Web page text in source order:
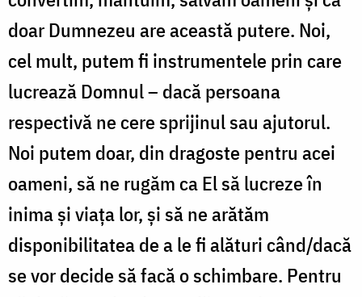
doar Dumnezeu are această putere. Noi,
cel mult, putem fi instrumentele prin care
lucrează Domnul – dacă persoana
respectivă ne cere sprijinul sau ajutorul.
Noi putem doar, din dragoste pentru acei
oameni, să ne rugăm ca El să lucreze în
inima și viața lor, și să ne arătăm
disponibilitatea de a le fi alături când/dacă
se vor decide să facă o schimbare. Pentru